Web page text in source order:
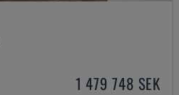
1 479 748 SEK